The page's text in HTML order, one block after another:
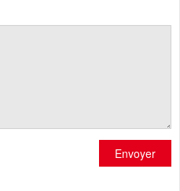
Envoyer